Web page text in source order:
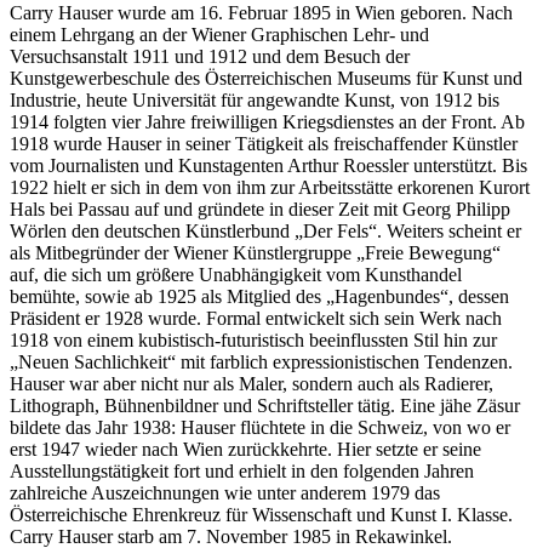
Carry Hauser wurde am 16. Februar 1895 in Wien geboren. Nach
einem Lehrgang an der Wiener Graphischen Lehr- und
Versuchsanstalt 1911 und 1912 und dem Besuch der
Kunstgewerbeschule des Österreichischen Museums für Kunst und
Industrie, heute Universität für angewandte Kunst, von 1912 bis
1914 folgten vier Jahre freiwilligen Kriegsdienstes an der Front. Ab
1918 wurde Hauser in seiner Tätigkeit als freischaffender Künstler
vom Journalisten und Kunstagenten Arthur Roessler unterstützt. Bis
1922 hielt er sich in dem von ihm zur Arbeitsstätte erkorenen Kurort
Hals bei Passau auf und gründete in dieser Zeit mit Georg Philipp
Wörlen den deutschen Künstlerbund „Der Fels“. Weiters scheint er
als Mitbegründer der Wiener Künstlergruppe „Freie Bewegung“
auf, die sich um größere Unabhängigkeit vom Kunsthandel
bemühte, sowie ab 1925 als Mitglied des „Hagenbundes“, dessen
Präsident er 1928 wurde. Formal entwickelt sich sein Werk nach
1918 von einem kubistisch-futuristisch beeinflussten Stil hin zur
„Neuen Sachlichkeit“ mit farblich expressionistischen Tendenzen.
Hauser war aber nicht nur als Maler, sondern auch als Radierer,
Lithograph, Bühnenbildner und Schriftsteller tätig. Eine jähe Zäsur
bildete das Jahr 1938: Hauser flüchtete in die Schweiz, von wo er
erst 1947 wieder nach Wien zurückkehrte. Hier setzte er seine
Ausstellungstätigkeit fort und erhielt in den folgenden Jahren
zahlreiche Auszeichnungen wie unter anderem 1979 das
Österreichische Ehrenkreuz für Wissenschaft und Kunst I. Klasse.
Carry Hauser starb am 7. November 1985 in Rekawinkel.